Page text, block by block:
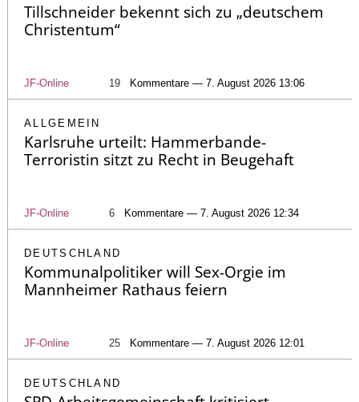
Tillschneider bekennt sich zu „deutschem
Christentum“
JF-Online 19 Kommentare — 7. August 2026 13:06
ALLGEMEIN
Karlsruhe urteilt: Hammerbande-
Terroristin sitzt zu Recht in Beugehaft
JF-Online 6 Kommentare — 7. August 2026 12:34
DEUTSCHLAND
Kommunalpolitiker will Sex-Orgie im
Mannheimer Rathaus feiern
JF-Online 25 Kommentare — 7. August 2026 12:01
DEUTSCHLAND